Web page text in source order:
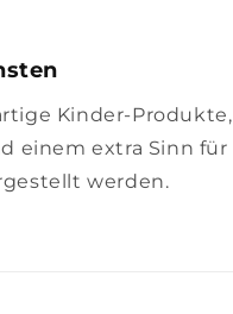
Kinder-Produkte,
einem extra Sinn für
werden.